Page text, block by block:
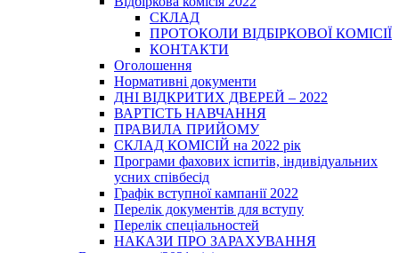
СКЛАД
ПРОТОКОЛИ ВІДБІРКОВОЇ КОМІСІЇ
КОНТАКТИ
Оголошення
Нормативні документи
ДНІ ВІДКРИТИХ ДВЕРЕЙ – 2022
ВАРТІСТЬ НАВЧАННЯ
ПРАВИЛА ПРИЙОМУ
СКЛАД КОМІСІЙ на 2022 рік
Програми фахових іспитів, індивідуальних
усних співбесід
Графік вступної кампанії 2022
Перелік документів для вступу
Перелік спеціальностей
НАКАЗИ ПРО ЗАРАХУВАННЯ